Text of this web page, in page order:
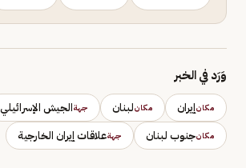
وَرَد في الخبر
مكانإيران مكانلبنان جهةالجيش الإسرائيلي
مكانجنوب لبنان جهةعلاقات إيران الخارجية